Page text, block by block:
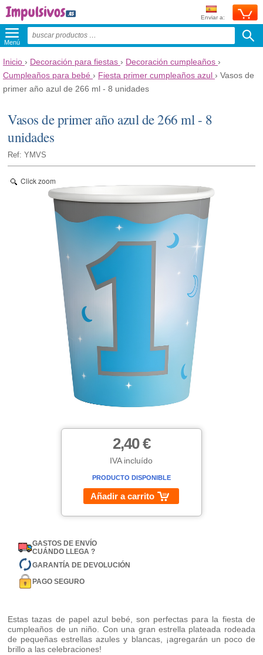
Enviar a:
Menú
Inicio › Decoración para fiestas › Decoración cumpleaños ›
Cumpleaños para bebé › Fiesta primer cumpleaños azul › Vasos de
primer año azul de 266 ml - 8 unidades
Vasos de primer año azul de 266 ml - 8
unidades
Ref: YMVS
Click zoom
2,40 €
IVA incluído
PRODUCTO DISPONIBLE
Añadir a carrito
GASTOS DE ENVÍO
CUÁNDO LLEGA ?
GARANTÍA DE DEVOLUCIÓN
PAGO SEGURO
Estas tazas de papel azul bebé, son perfectas para la fiesta de
cumpleaños de un niño. Con una gran estrella plateada rodeada
de pequeñas estrellas azules y blancas, ¡agregarán un poco de
brillo a las celebraciones!